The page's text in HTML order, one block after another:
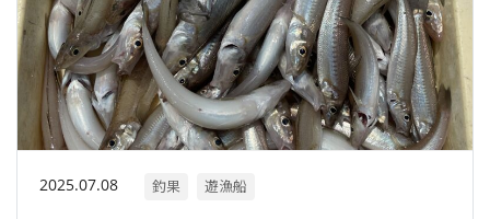
2025.07.08 釣果 遊漁船